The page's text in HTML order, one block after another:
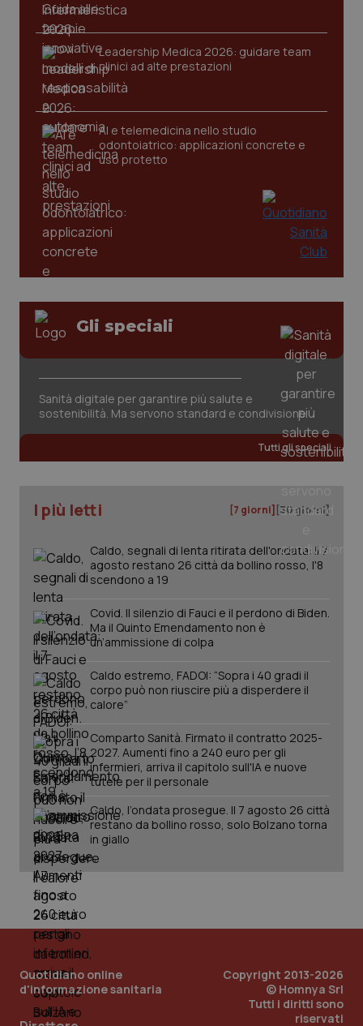
Leadership Medica 2026: guidare team
clinici ad alte prestazioni
AI e telemedicina nello studio
odontoiatrico: applicazioni concrete e
uso protetto
Gli speciali
Sanità digitale per garantire più salute e
sostenibilità. Ma servono standard e condivisione
Tutti gli speciali
I più letti [7 giorni] [30 giorni]
Caldo, segnali di lenta ritirata dell'ondata: il 7
agosto restano 26 città da bollino rosso, l'8
scendono a 19
Covid. Il silenzio di Fauci e il perdono di Biden.
Ma il Quinto Emendamento non è
un’ammissione di colpa
Caldo estremo, FADOI: “Sopra i 40 gradi il
corpo può non riuscire più a disperdere il
calore”
Comparto Sanità. Firmato il contratto 2025-
2027. Aumenti fino a 240 euro per gli
infermieri, arriva il capitolo sull'IA e nuove
tutele per il personale
Caldo, l’ondata prosegue. Il 7 agosto 26 città
restano da bollino rosso, solo Bolzano torna
in giallo
Quotidiano online
d'informazione sanitaria
Copyright 2013-2026
© Homnya Srl
Tutti i diritti sono
riservati
tracking-sites-ironfish-
tracking-enable
www.quotidianosanita.it
tracking-sites-ironfish-
session-id
www.quotidianosanita.it
_ga
PHPSESSID
_ga_KM60CM4NPH